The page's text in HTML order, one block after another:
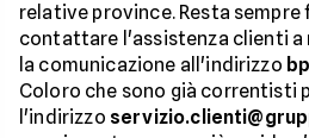
relative province. Resta
contattare l'assistenza clienti a
la comunicazione all'indirizzo
Coloro che sono già correntisti
l'indirizzo